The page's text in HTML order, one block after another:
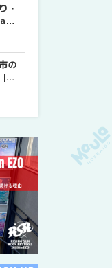
・
の
|
幌市南区の夏祭
まとめ |
（マーラータ
専門店9選！本
MouLa
幌市南区の夏祭
まとめ |
（マーラータ
専門店6選！本
MouLa